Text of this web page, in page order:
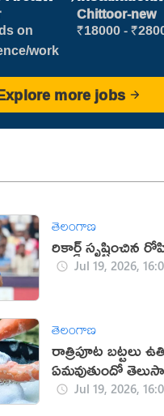
on
work
Engineer/
Helper
Chittoor-new
₹18000 -
more jobs
తెలంగాణ
రికార్డ్ సృష్టించిన
Jul 19, 2026,
తెలంగాణ
రాత్రిపూట బట్టలు
ఏమవుతుందో
Jul 19, 2026,